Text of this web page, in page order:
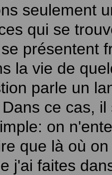
seulement
qui se
présentent
la vie de
parle un
ce cas,
on
que là où
j'ai faites